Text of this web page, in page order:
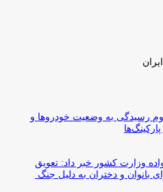
رسیدگی به وضعیت خودروها و
وزارت کشور خبر داد: تعویق
بانوان و دختران به دلیل جنگ